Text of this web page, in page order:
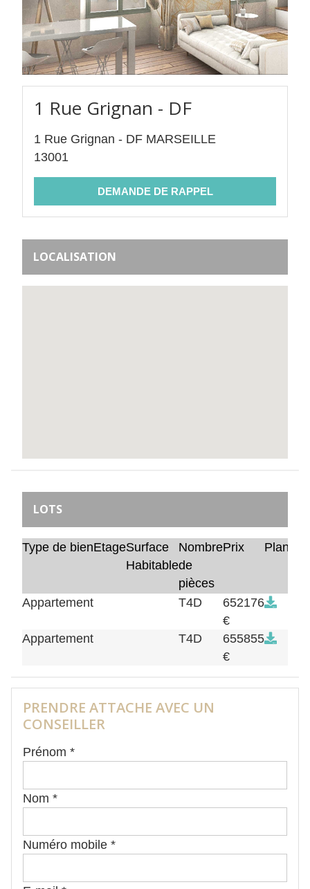
1 Rue Grignan - DF
1 Rue Grignan - DF MARSEILLE
13001
LOCALISATION
LOTS
Type de bienEtageSurface
Habitable
Nombre
de
pièces
Prix Plan
Appartement T4D
652176
€
Appartement
T4D
655855
€
PRENDRE ATTACHE AVEC UN
CONSEILLER
Prénom *
Nom *
Numéro mobile *